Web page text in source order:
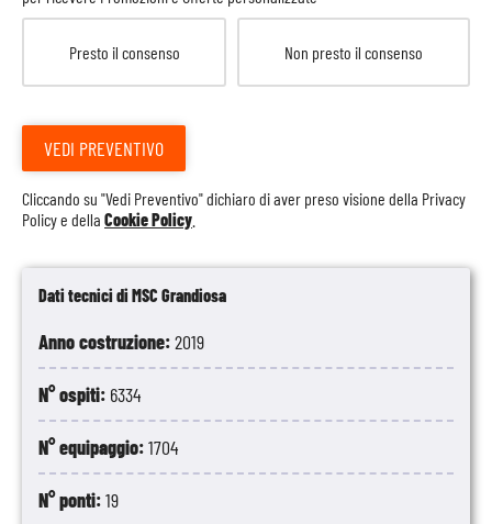
Dati tecnici di MSC Grandiosa
Anno costruzione:2019
N° ospiti: 6334
N° equipaggio:1704
N° ponti:19
Presto il consenso Non presto il consenso
VEDI PREVENTIVO
Cliccando su "Vedi Preventivo" dichiaro di aver preso visione della Privacy
Policye della Cookie Policy